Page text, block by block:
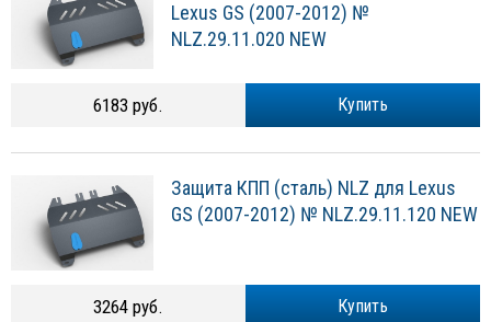
Lexus GS (2007-2012) №
NLZ.29.11.020 NEW
Купить
6183 руб.
Защита КПП (сталь) NLZ для Lexus
GS (2007-2012) № NLZ.29.11.120 NEW
Купить
3264 руб.